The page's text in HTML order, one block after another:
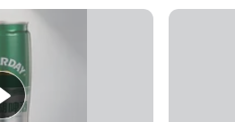
Mariage,réception,fêtes,discothèque…
24 boîtes